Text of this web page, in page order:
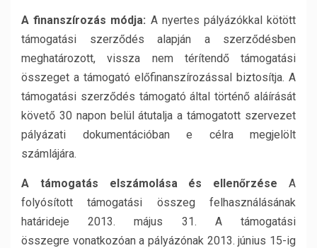
A finanszírozás módja: A nyertes pályázókkal kötött
támogatási szerződés alapján a szerződésben
meghatározott, vissza nem térítendő támogatási
összeget a támogató előfinanszírozással biztosítja. A
támogatási szerződés támogató által történő aláírását
követő 30 napon belül átutalja a támogatott szervezet
pályázati dokumentációban e célra megjelölt
számlájára.
A támogatás elszámolása és ellenőrzéseA
folyósított támogatási összeg felhasználásának
határideje 2013. május 31. A támogatási
összegre vonatkozóan a pályázónak 2013. június 15-ig